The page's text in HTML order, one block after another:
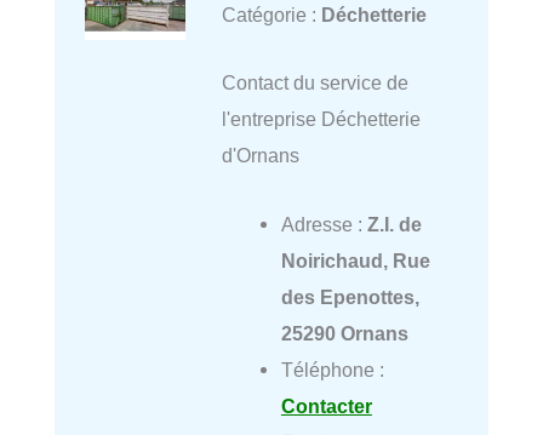
Catégorie : Déchetterie
Contact du service de
l'entreprise Déchetterie
d'Ornans
Adresse : Z.I. de
Noirichaud, Rue
des Epenottes,
25290 Ornans
Téléphone :
Contacter